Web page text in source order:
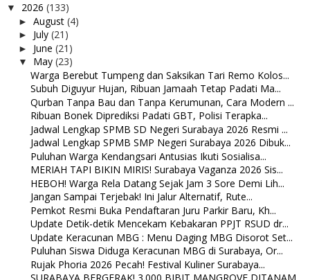
▼ 2026 (133)
► August (4)
► July (21)
► June (21)
▼ May (23)
Warga Berebut Tumpeng dan Saksikan Tari Remo Kolos...
Subuh Diguyur Hujan, Ribuan Jamaah Tetap Padati Ma...
Qurban Tanpa Bau dan Tanpa Kerumunan, Cara Modern ...
Ribuan Bonek Diprediksi Padati GBT, Polisi Terapka...
Jadwal Lengkap SPMB SD Negeri Surabaya 2026 Resmi ...
Jadwal Lengkap SPMB SMP Negeri Surabaya 2026 Dibuk...
Puluhan Warga Kendangsari Antusias Ikuti Sosialisa...
MERIAH TAPI BIKIN MIRIS! Surabaya Vaganza 2026 Sis...
HEBOH! Warga Rela Datang Sejak Jam 3 Sore Demi Lih...
Jangan Sampai Terjebak! Ini Jalur Alternatif, Rute...
Pemkot Resmi Buka Pendaftaran Juru Parkir Baru, Kh...
Update Detik-detik Mencekam Kebakaran PPJT RSUD dr...
Update Keracunan MBG : Menu Daging MBG Disorot Set...
Puluhan Siswa Diduga Keracunan MBG di Surabaya, Or...
Rujak Phoria 2026 Pecah! Festival Kuliner Surabaya...